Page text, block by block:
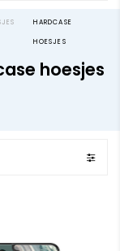
HARDCASE
HOESJES
hoesjes